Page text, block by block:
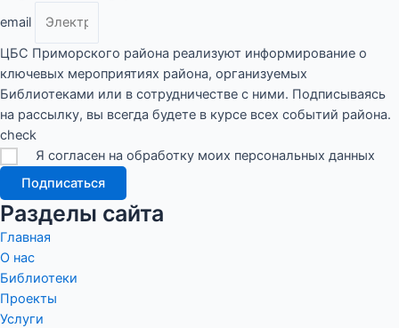
email
ЦБС Приморского района реализуют информирование о
ключевых мероприятиях района, организуемых
Библиотеками или в сотрудничестве с ними. Подписываясь
на рассылку, вы всегда будете в курсе всех событий района.
check
Я согласен на обработку моих персональных данных
Подписаться
Разделы сайта
Главная
О нас
Библиотеки
Проекты
Услуги